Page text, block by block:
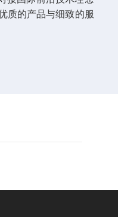
质的产品与细致的服